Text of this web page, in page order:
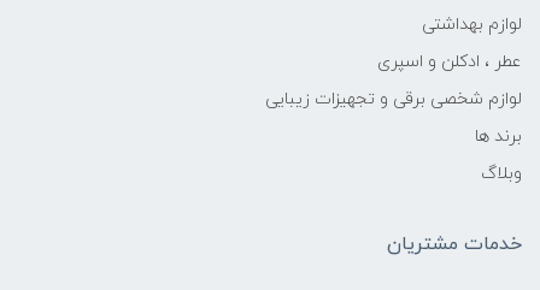
لوازم بهداشتی
عطر ، ادکلن و اسپری
لوازم شخصی برقی و تجهیزات زیبایی
برند ها
وبلاگ
خدمات مشتریان